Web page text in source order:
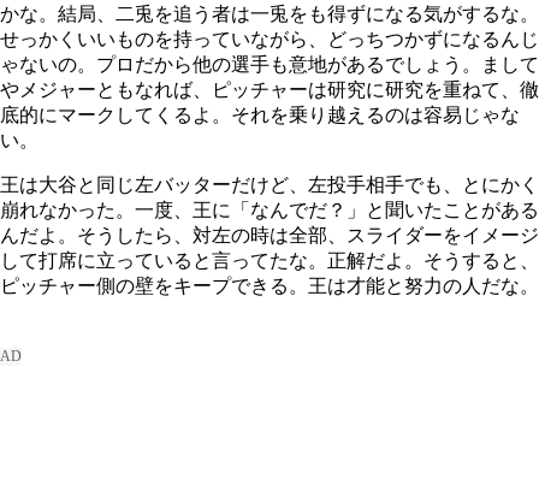
かな。結局、二兎を追う者は一兎をも得ずになる気がするな。
せっかくいいものを持っていながら、どっちつかずになるんじ
ゃないの。プロだから他の選手も意地があるでしょう。まして
やメジャーともなれば、ピッチャーは研究に研究を重ねて、徹
底的にマークしてくるよ。それを乗り越えるのは容易じゃな
い。
王は大谷と同じ左バッターだけど、左投手相手でも、とにかく
崩れなかった。一度、王に「なんでだ？」と聞いたことがある
んだよ。そうしたら、対左の時は全部、スライダーをイメージ
して打席に立っていると言ってたな。正解だよ。そうすると、
ピッチャー側の壁をキープできる。王は才能と努力の人だな。